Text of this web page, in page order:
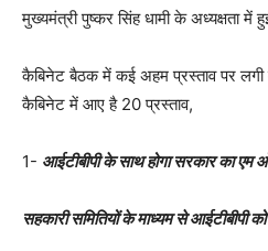
मुख्यमंत्री पुष्कर सिंह धामी के अध्यक्षता में
कैबिनेट बैठक में कई अहम प्रस्ताव पर लगी
कैबिनेट में आए है 20 प्रस्ताव,
1- आईटीबीपी के साथ होगा सरकार का एम
सहकारी समितियों के माध्यम से आईटीबीपी